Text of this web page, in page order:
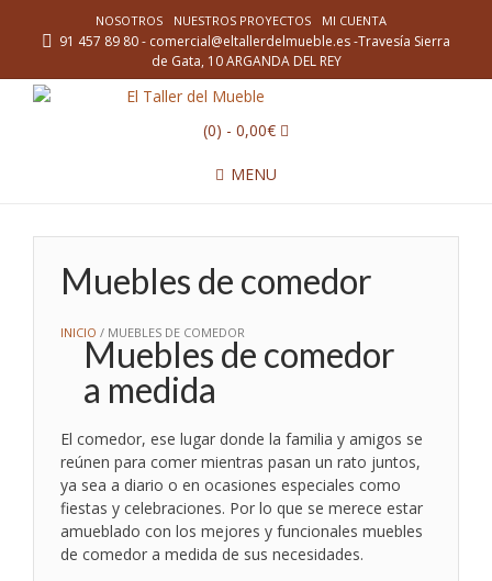
NOSOTROS NUESTROS PROYECTOS MI CUENTA
91 457 89 80 - comercial@eltallerdelmueble.es -Travesía Sierra
de Gata, 10 ARGANDA DEL REY
(0) - 0,00€
MENU
INICIO / MUEBLES DE COMEDOR
Muebles de comedor
Muebles de comedor
a medida
El comedor, ese lugar donde la familia y amigos se
reúnen para comer mientras pasan un rato juntos,
ya sea a diario o en ocasiones especiales como
fiestas y celebraciones. Por lo que se merece estar
amueblado con los mejores y funcionales muebles
de comedor a medida de sus necesidades.